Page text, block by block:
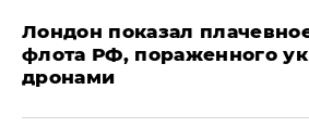
Лондон показал
флота РФ, пораженного
дронами